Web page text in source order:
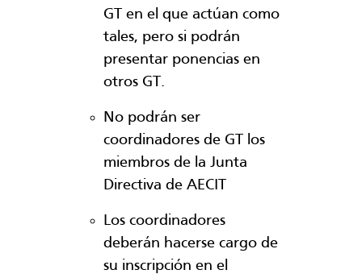
GT en el que actúan como
tales, pero si podrán
presentar ponencias en
otros GT.
No podrán ser
coordinadores de GT los
miembros de la Junta
Directiva de AECIT
Los coordinadores
deberán hacerse cargo de
su inscripción en el